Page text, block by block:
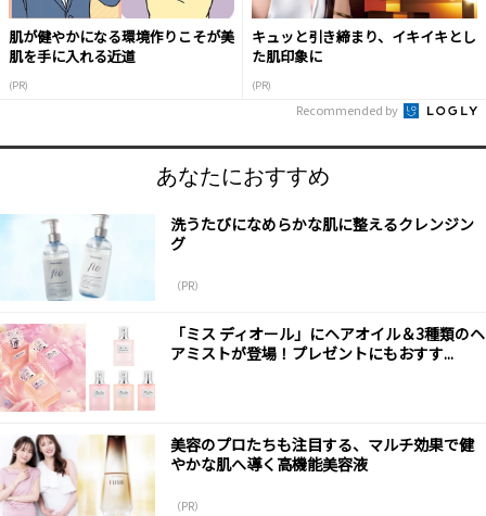
肌が健やかになる環境作りこそが美
肌を手に入れる近道
(PR)
キュッと引き締まり、イキイキとし
た肌印象に
(PR)
Recommended by
あなたにおすすめ
洗うたびになめらかな肌に整えるクレンジン
グ
（PR）
「ミス ディオール」にヘアオイル＆3種類のヘ
アミストが登場！プレゼントにもおすす...
美容のプロたちも注目する、マルチ効果で健
やかな肌へ導く高機能美容液
（PR）